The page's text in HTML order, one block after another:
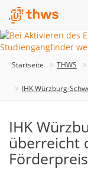
Startseite THWS
IHK Würzburg-
IHK
überreicht
Förderpreis